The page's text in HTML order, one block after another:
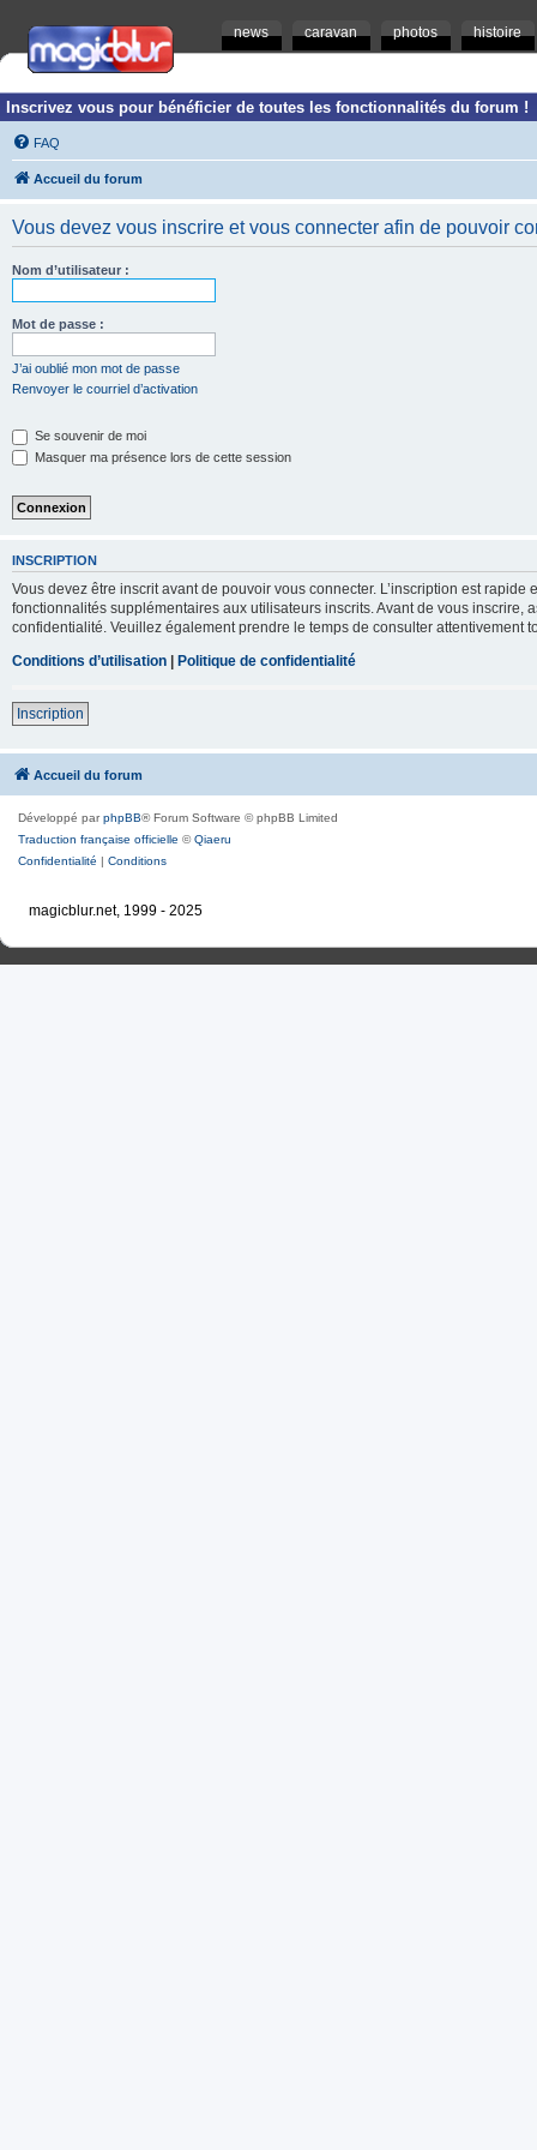
news caravan photos histoire
Inscrivez vous pour bénéficier de toutes les fonctionnalités du forum !
FAQ
Accueil du forum
Vous devez vous inscrire et vous connecter afin de pouvoir
Nom d’utilisateur :
Mot de passe :
J’ai oublié mon mot de passe
Renvoyer le courriel d’activation
Se souvenir de moi
Masquer ma présence lors de cette session
INSCRIPTION
Vous devez être inscrit avant de pouvoir vous connecter. L’inscription est
fonctionnalités supplémentaires aux utilisateurs inscrits. Avant de vous inscrire,
confidentialité. Veuillez également prendre le temps de consulter attentivement
Conditions d’utilisation | Politique de confidentialité
Inscription
Accueil du forum
Développé parphpBB® Forum Software © phpBB Limited
Traduction française officielle ©Qiaeru
Confidentialité | Conditions
magicblur.net, 1999 - 2025